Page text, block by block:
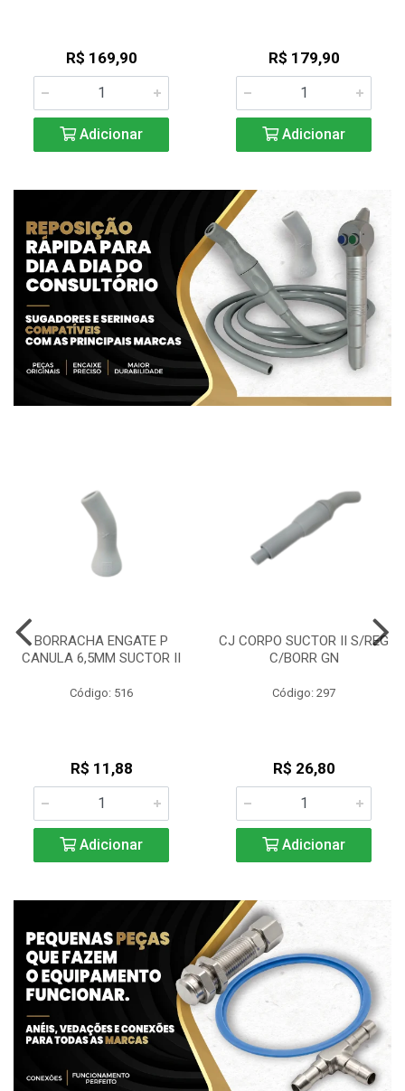
R$ 169,90
Adicionar
R$ 179,90
Adicionar
BORRACHA ENGATE P
CANULA 6,5MM SUCTOR II
Código: 516
R$ 11,88
Adicionar
CJ CORPO SUCTOR II S/REG
C/BORR GN
Código: 297
R$ 26,80
Adicionar